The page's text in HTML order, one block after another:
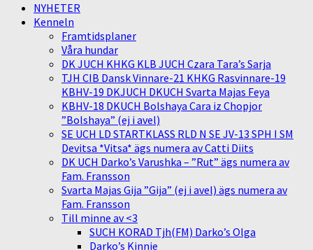
NYHETER
Kenneln
Framtidsplaner
Våra hundar
DK JUCH KHKG KLB JUCH Czara Tara’s Sarja
TJH CIB Dansk Vinnare-21 KHKG Rasvinnare-19
KBHV-19 DKJUCH DKUCH Svarta Majas Feya
KBHV-18 DKUCH Bolshaya Cara iz Chopjor
”Bolshaya” (ej i avel)
SE UCH LD STARTKLASS RLD N SE JV-13 SPH I SM
Devitsa *Vitsa* ägs numera av Catti Diits
DK UCH Darko’s Varushka – ”Rut” ägs numera av
Fam. Fransson
Svarta Majas Gija ”Gija” (ej i avel) ägs numera av
Fam. Fransson
Till minne av <3
SUCH KORAD Tjh(FM) Darko’s Olga
Darko’s Kinnie